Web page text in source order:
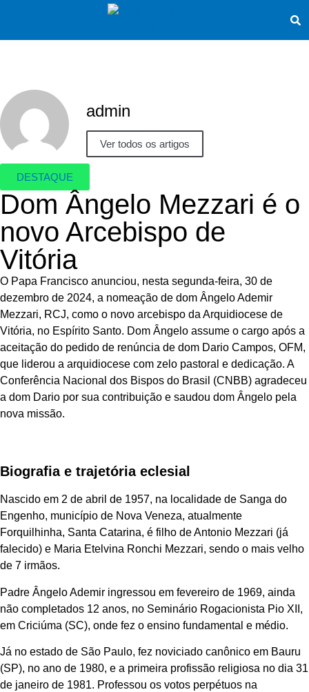
admin
Ver todos os artigos
DESTAQUE
Dom Ângelo Mezzari é o
novo Arcebispo de
Vitória
O Papa Francisco anunciou, nesta segunda-feira, 30 de
dezembro de 2024, a nomeação de dom Ângelo Ademir
Mezzari, RCJ, como o novo arcebispo da Arquidiocese de
Vitória, no Espírito Santo. Dom Ângelo assume o cargo após a
aceitação do pedido de renúncia de dom Dario Campos, OFM,
que liderou a arquidiocese com zelo pastoral e dedicação. A
Conferência Nacional dos Bispos do Brasil (CNBB) agradeceu
a dom Dario por sua contribuição e saudou dom Ângelo pela
nova missão.
Biografia e trajetória eclesial
Nascido em 2 de abril de 1957, na localidade de Sanga do
Engenho, município de Nova Veneza, atualmente
Forquilhinha, Santa Catarina, é filho de Antonio Mezzari (já
falecido) e Maria Etelvina Ronchi Mezzari, sendo o mais velho
de 7 irmãos.
Padre Ângelo Ademir ingressou em fevereiro de 1969, ainda
não completados 12 anos, no Seminário Rogacionista Pio XII,
em Criciúma (SC), onde fez o ensino fundamental e médio.
Já no estado de São Paulo, fez noviciado canônico em Bauru
(SP), no ano de 1980, e a primeira profissão religiosa no dia 31
de janeiro de 1981. Professou os votos perpétuos na